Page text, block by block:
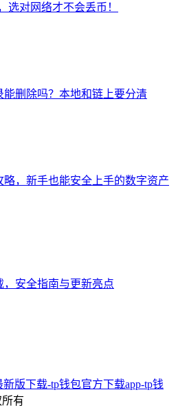
选对网络才不会丢币！
能删除吗？本地和链上要分清
略，新手也能安全上手的数字资产
，安全指南与更新亮点
新版下载-tp钱包官方下载app-tp钱
有